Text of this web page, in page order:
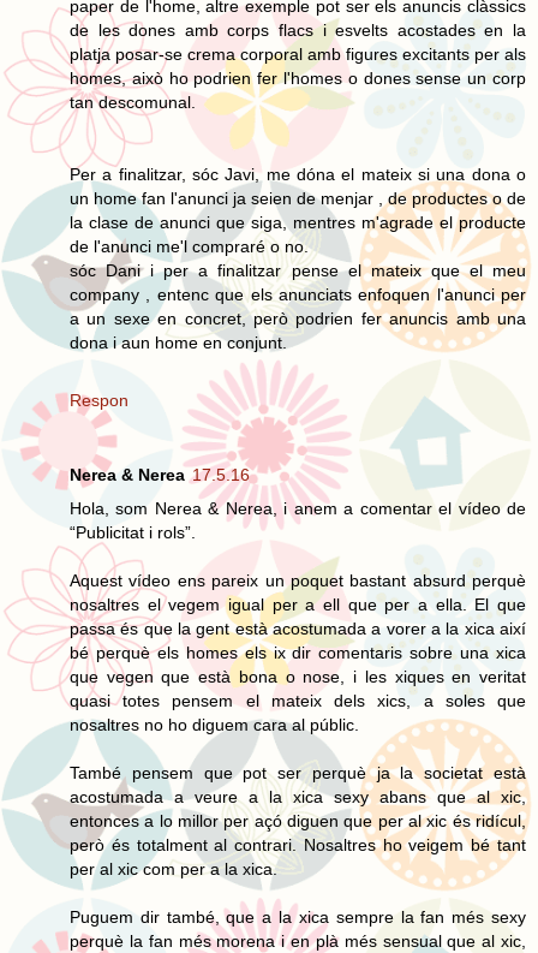
paper de l'home, altre exemple pot ser els anuncis clàssics
de les dones amb corps flacs i esvelts acostades en la
platja posar-se crema corporal amb figures excitants per als
homes, això ho podrien fer l'homes o dones sense un corp
tan descomunal.
Per a finalitzar, sóc Javi, me dóna el mateix si una dona o
un home fan l'anunci ja seien de menjar , de productes o de
la clase de anunci que siga, mentres m'agrade el producte
de l'anunci me'l compraré o no.
sóc Dani i per a finalitzar pense el mateix que el meu
company , entenc que els anunciats enfoquen l'anunci per
a un sexe en concret, però podrien fer anuncis amb una
dona i aun home en conjunt.
Respon
Nerea & Nerea 17.5.16
Hola, som Nerea & Nerea, i anem a comentar el vídeo de
“Publicitat i rols”.
Aquest vídeo ens pareix un poquet bastant absurd perquè
nosaltres el vegem igual per a ell que per a ella. El que
passa és que la gent està acostumada a vorer a la xica així
bé perquè els homes els ix dir comentaris sobre una xica
que vegen que està bona o nose, i les xiques en veritat
quasi totes pensem el mateix dels xics, a soles que
nosaltres no ho diguem cara al públic.
També pensem que pot ser perquè ja la societat està
acostumada a veure a la xica sexy abans que al xic,
entonces a lo millor per açó diguen que per al xic és ridícul,
però és totalment al contrari. Nosaltres ho veigem bé tant
per al xic com per a la xica.
Puguem dir també, que a la xica sempre la fan més sexy
perquè la fan més morena i en plà més sensual que al xic,